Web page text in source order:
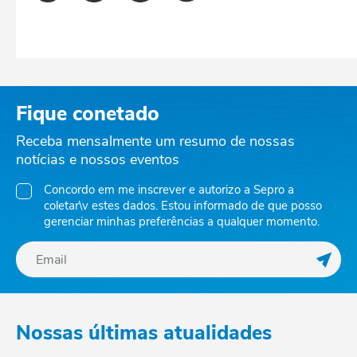
Fique conetado
Receba mensalmente um resumo de nossas
notícias e nossos eventos
Concordo em me inscrever e autorizo a Sepro a
coletar\v estes dados. Estou informado de que posso
gerenciar minhas preferências a qualquer momento.
Nossas últimas atualidades